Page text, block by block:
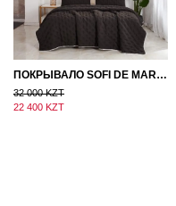
ПОКРЫВАЛО SOFI DE MARKO 160×220 БРОУДИ ЧЕРНО-БЕЖЕВОЕ
32 000 KZT
22 400 KZT